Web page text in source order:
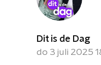
Dit is de Dag
do 3 juli 2025